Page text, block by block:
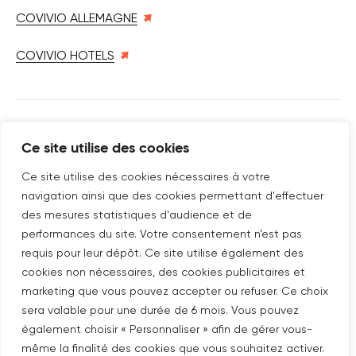
Ce site utilise des cookies
Ce site utilise des cookies nécessaires à votre
navigation ainsi que des cookies permettant d'effectuer
des mesures statistiques d'audience et de
performances du site. Votre consentement n’est pas
requis pour leur dépôt. Ce site utilise également des
cookies non nécessaires, des cookies publicitaires et
marketing que vous pouvez accepter ou refuser. Ce choix
sera valable pour une durée de 6 mois. Vous pouvez
également choisir « Personnaliser » afin de gérer vous-
même la finalité des cookies que vous souhaitez activer.
COVIVIO ALLEMAGNE
COVIVIO HOTELS
ABONNEZ-VOUS À NOTRE NEWSLETTER
Nouvelle fenêtre
Je m'abonne
©COPYRIGHT COVIVIO 2026